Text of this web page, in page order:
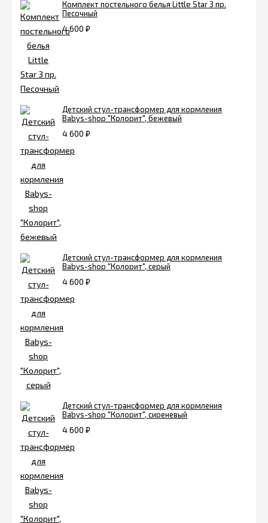
Комплект постельного белья Little Star 3 пр.
Песочный
4 600 ₽
Детский стул-трансформер для кормления
Babys-shop "Колорит", бежевый
4 600 ₽
Детский стул-трансформер для кормления
Babys-shop "Колорит", серый
4 600 ₽
Детский стул-трансформер для кормления
Babys-shop "Колорит", сиреневый
4 600 ₽